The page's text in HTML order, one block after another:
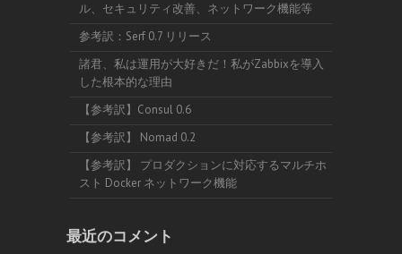
ル、セキュリティ改善、ネットワーク機能等
参考訳：Serf 0.7 リリース
諸君、私は運用が大好きだ！私がZabbixを導入
した根本的な理由
【参考訳】Consul 0.6
【参考訳】 Nomad 0.2
【参考訳】 プロダクションに対応するマルチホ
スト Docker ネットワーク機能
最近のコメント